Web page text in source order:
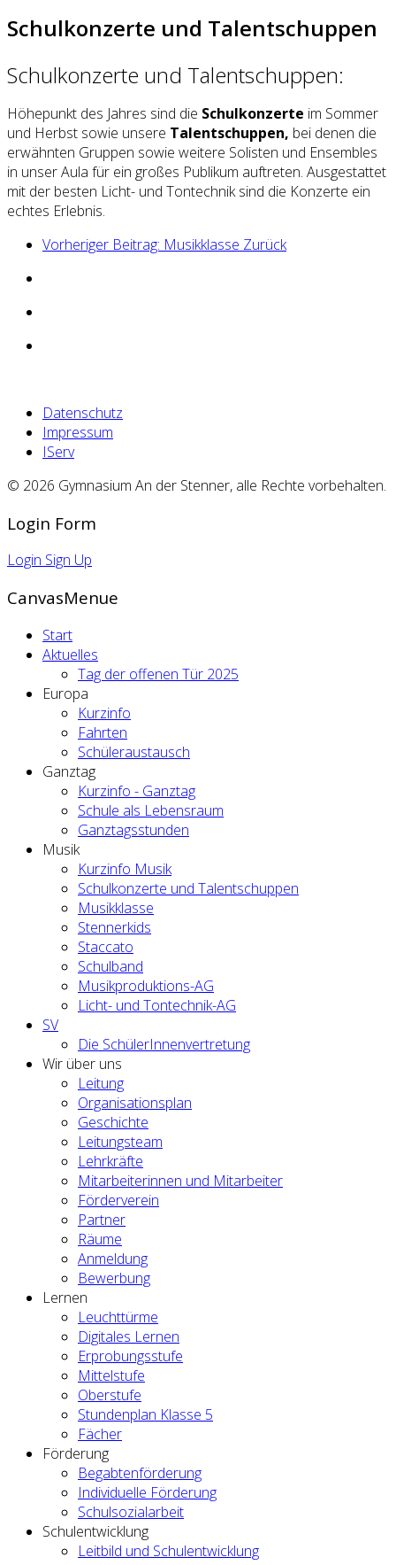
Schulkonzerte und Talentschuppen
Schulkonzerte und Talentschuppen:
Höhepunkt des Jahres sind die Schulkonzerte im Sommer
und Herbst sowie unsere Talentschuppen, bei denen die
erwähnten Gruppen sowie weitere Solisten und Ensembles
in unser Aula für ein großes Publikum auftreten. Ausgestattet
mit der besten Licht- und Tontechnik sind die Konzerte ein
echtes Erlebnis.
Vorheriger Beitrag: Musikklasse Zurück
Datenschutz
Impressum
IServ
© 2026 Gymnasium An der Stenner, alle Rechte vorbehalten.
Login Form
Login Sign Up
CanvasMenue
Start
Aktuelles
Tag der offenen Tür 2025
Europa
Kurzinfo
Fahrten
Schüleraustausch
Ganztag
Kurzinfo - Ganztag
Schule als Lebensraum
Ganztagsstunden
Musik
Kurzinfo Musik
Schulkonzerte und Talentschuppen
Musikklasse
Stennerkids
Staccato
Schulband
Musikproduktions-AG
Licht- und Tontechnik-AG
SV
Die SchülerInnenvertretung
Wir über uns
Leitung
Organisationsplan
Geschichte
Leitungsteam
Lehrkräfte
Mitarbeiterinnen und Mitarbeiter
Förderverein
Partner
Räume
Anmeldung
Bewerbung
Lernen
Leuchttürme
Digitales Lernen
Erprobungsstufe
Mittelstufe
Oberstufe
Stundenplan Klasse 5
Fächer
Förderung
Begabtenförderung
Individuelle Förderung
Schulsozialarbeit
Schulentwicklung
Leitbild und Schulentwicklung